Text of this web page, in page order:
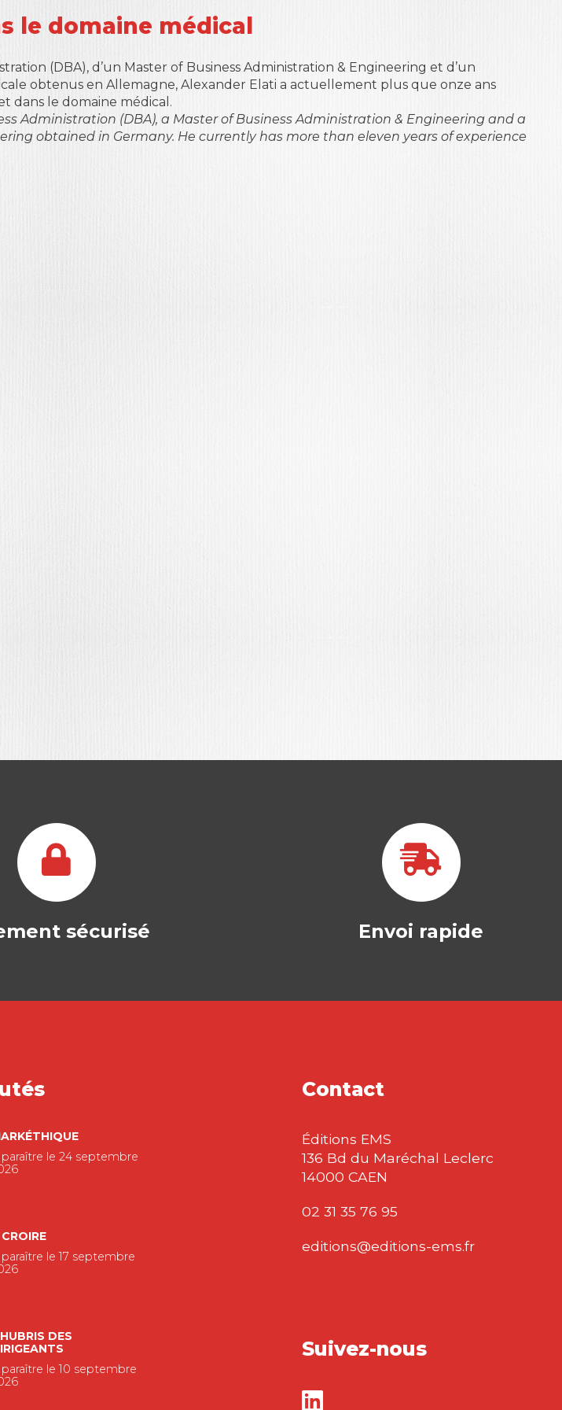
le domaine médical
(DBA), d’un Master of Business Administration & Engineering et d’un
obtenus en Allemagne, Alexander Elati a actuellement plus que onze ans
dans le domaine médical.
Administration (DBA), a Master of Business Administration & Engineering and a
obtained in Germany. He currently has more than eleven years of experience
sécurisé Envoi rapide
paraître le 24 septembre
le 17 septembre
DES
le 10 septembre
Contact
Éditions EMS
136 Bd du Maréchal Leclerc
14000 CAEN
02 31 35 76 95
editions@editions-ems.fr
Suivez-nous